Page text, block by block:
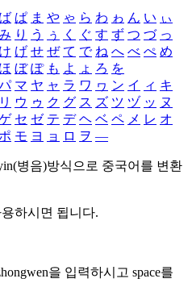
ば ぱ ま や ゃ ら わ ゎ ん い ぃ
り う ぅ く ぐ す ず つ づ っ
け げ せ ぜ て で ね へ べ ぺ め
ほ ぼ ぽ も よ ょ ろ を
マ ヤ ャ ラ ワ ヮ ン イ ィ キ
リ ウ ゥ ク グ ス ズ ツ ヅ ッ ヌ
セ ゼ テ デ ヘ ベ ペ メ レ オ
モ ヨ ョ ロ ヲ ―
병음)방식으로 중국어를 변환
하시면 됩니다.
을 입력하시고 space를